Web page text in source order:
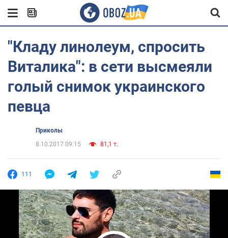
"Кладу линолеум, спросить
Виталика": в сети высмеяли
голый снимок украинского
певца
Приколы
8.10.2017 09:15
81,1 т.
111